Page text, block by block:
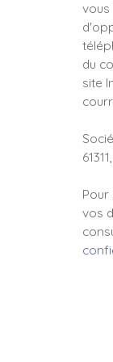
vous
du
site
vos